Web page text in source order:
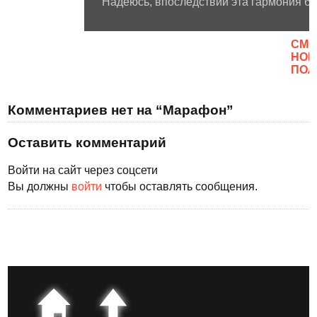
Комментариев нет на “Марафон”
Оставить комментарий
Войти на сайт через соцсети
Вы должны войти чтобы оставлять сообщения.